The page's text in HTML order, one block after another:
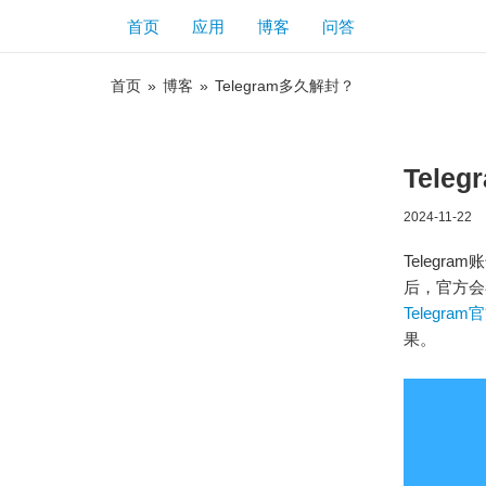
首页 应用 博客 问答
首页 » 博客 » Telegram多久解封？
2024-11-22
Telegram
后，官方
Telegram
果。